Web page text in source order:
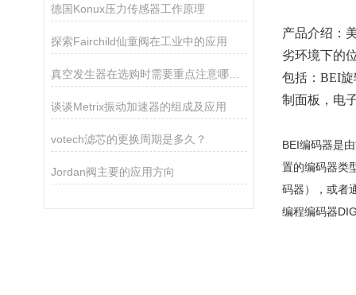
德国Konux压力传感器工作原理
探索Fairchild仙童阀在工业中的应用
真空发生器在选购时需要重点注意哪些方面？
谈谈Metrix振动加速器的组成及应用
votech滤芯的更换周期是多久？
Jordan阀主要的应用方向
产品介绍：
劣环境下的
包括：BEI
制面板，电
BEI编码器是
置的编码器类
码器），或者
编程编码器